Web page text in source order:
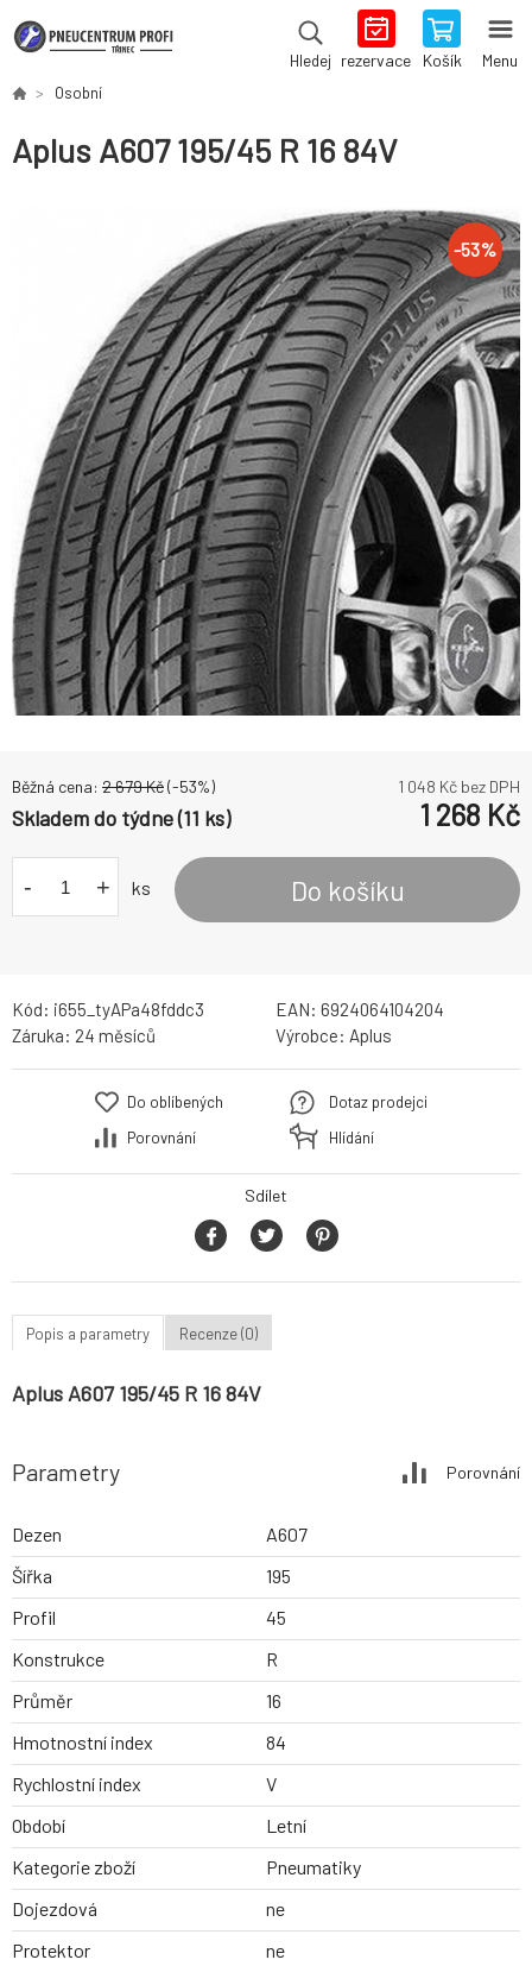
Hledej rezervace Košík Menu
Osobní
Aplus A607 195/45 R 16 84V
-53%
Běžná cena: 2 679Kč(-53%) 1 048 Kč bez DPH
Skladem do týdne (11 ks) 1 268 Kč
- + ks Do košíku
Kód: i655_tyAPa48fddc3 EAN: 6924064104204
Záruka: 24 měsíců Výrobce: Aplus
Do oblíbených
Porovnání
Dotaz prodejci
Hlídání
Sdílet
Popis a parametry Recenze (0)
Aplus A607 195/45 R 16 84V
Parametry Porovnání
Dezen
A607
Šířka
195
Profil
45
Konstrukce
R
Průměr
16
Hmotnostní index
84
Rychlostní index
V
Období
Letní
Kategorie zboží
Pneumatiky
Dojezdová
ne
Protektor
ne